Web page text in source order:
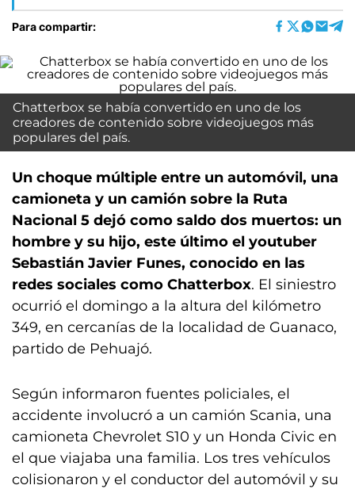
Para compartir:
Chatterbox se había convertido en uno de los
creadores de contenido sobre videojuegos más
populares del país.
Un choque múltiple entre un automóvil, una
camioneta y un camión sobre la Ruta
Nacional 5 dejó como saldo dos muertos: un
hombre y su hijo, este último el youtuber
Sebastián Javier Funes, conocido en las
redes sociales como Chatterbox. El siniestro
ocurrió el domingo a la altura del kilómetro
349, en cercanías de la localidad de Guanaco,
partido de Pehuajó.
Según informaron fuentes policiales, el
accidente involucró a un camión Scania, una
camioneta Chevrolet S10 y un Honda Civic en
el que viajaba una familia. Los tres vehículos
colisionaron y el conductor del automóvil y su